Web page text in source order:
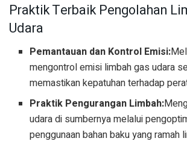
Praktik Terbaik Pengolahan
Udara
Pemantauan dan Kontrol Emisi:
mengontrol emisi limbah gas udara
memastikan kepatuhan terhadap
Praktik Pengurangan Limbah:
udara di sumbernya melalui
penggunaan bahan baku yang ramah